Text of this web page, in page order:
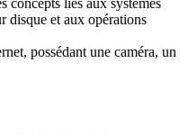
concepts liés aux systèmes
disque et aux opérations
possédant une caméra, un